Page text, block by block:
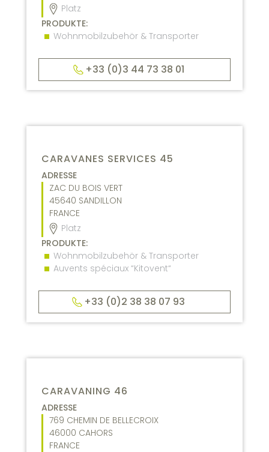
Platz
PRODUKTE:
Wohnmobilzubehör & Transporter
+33 (0)3 44 73 38 01
CARAVANES SERVICES 45
ADRESSE
ZAC DU BOIS VERT
45640 SANDILLON
FRANCE
Platz
PRODUKTE:
Wohnmobilzubehör & Transporter
Auvents spéciaux “Kitovent“
+33 (0)2 38 38 07 93
CARAVANING 46
ADRESSE
769 CHEMIN DE BELLECROIX
46000 CAHORS
FRANCE